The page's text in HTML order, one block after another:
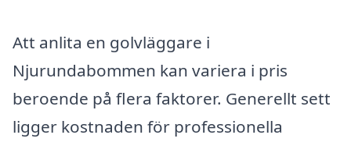
Att anlita en golvläggare i
Njurundabommen kan variera i pris
beroende på flera faktorer. Generellt sett
ligger kostnaden för professionella